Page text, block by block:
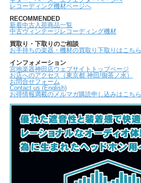
レコーディング機材ページへ
RECOMMENDED
新着中古入荷商品一覧
中古ヴィンテージレコーディング機材
買取り・下取りのご相談
お手持ちの楽器・機材の買取り下取りはこちら
インフォメーション
宮地楽器神田店ウェブサイトトップページ
お店へのアクセス（東京都 神田/御茶ノ水）
お問合せフォーム
Contact us (English)
お得情報満載のメルマガ購読申し込みはこちら